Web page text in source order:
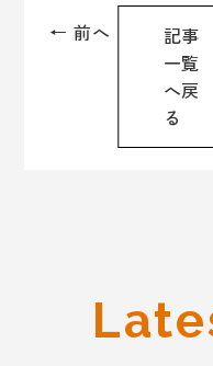
← 前へ
記事
一覧
へ戻
る